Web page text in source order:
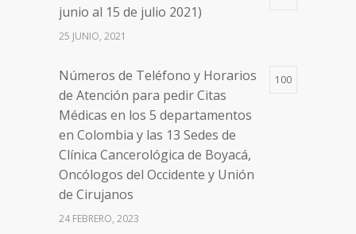
Oncólogos del Occidente y Unión
de Cirujanos
junio al 15 de julio 2021)
25 JUNIO, 2021
Números de Teléfono y Horarios
de Atención para pedir Citas
Médicas en los 5 departamentos
en Colombia y las 13 Sedes de
Clínica Cancerológica de Boyacá,
Oncólogos del Occidente y Unión
de Cirujanos
100
24 FEBRERO, 2023